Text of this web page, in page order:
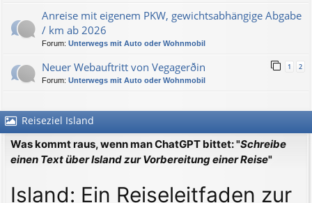
Anreise mit eigenem PKW, gewichtsabhängige Abgabe
/ km ab 2026
Forum: Unterwegs mit Auto oder Wohnmobil
Neuer Webauftritt von Vegagerðin 1 2
Forum: Unterwegs mit Auto oder Wohnmobil
Reiseziel Island
Was kommt raus, wenn man ChatGPT bittet: "Schreibe
einen Text über Island zur Vorbereitung einer Reise"
Island: Ein Reiseleitfaden zur